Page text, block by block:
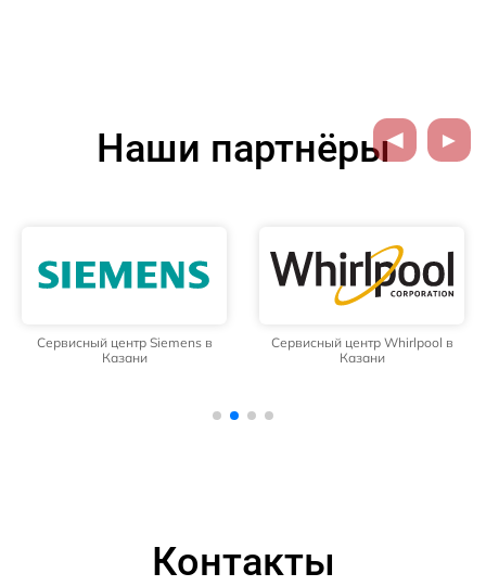
Наши партнёры
Сервисный центр Siemens в
Казани
Сервисный центр Whirlpool в
Казани
Контакты